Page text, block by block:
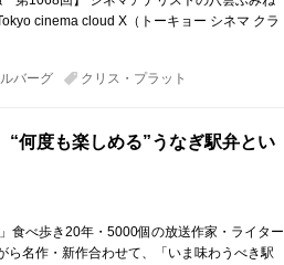
cinema cloud X（トーキョー シネマ クラ
バーグ クリス・プラット
何度も楽しめる”うなぎ駅弁とい
食べ歩き20年・5000個の放送作家・ライター
ら名作・新作合わせて、「いま味わうべき駅